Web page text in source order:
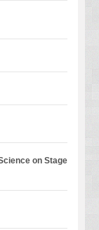
on Stage